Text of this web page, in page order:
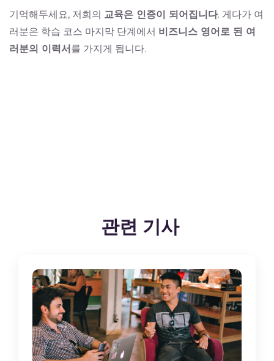
기억해두세요, 저희의 교육은 인증이 되어집니다. 게다가 여
러분은 학습 코스 마지막 단계에서 비즈니스 영어로 된 여
러분의 이력서를 가지게 됩니다.
관련 기사